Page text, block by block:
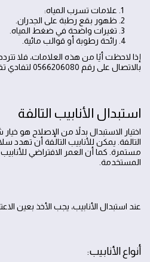
علامات تسرب المياه:
ظهور بقع رطبة على الجدران.
تغيرات واضحة في ضغط المياه.
رائحة رطوبة أو قوالب مائية.
إذا لاحظت أيًا من هذه العلامات، فلا
بالاتصال على رقم 0566206080 لتفادي تفاقم المشكلة.
استبدال الأنابيب التالفة
اختيار الاستبدال بدلاً من الإصلاح هو خيار
التالفة. يمكن للأنابيب التالفة أن
مستمرة. كما أن العمر الافتراضي
المستخدمة.
عند استبدال الأنابيب، يجب الأخذ بعين
أنواع الأنابيب: